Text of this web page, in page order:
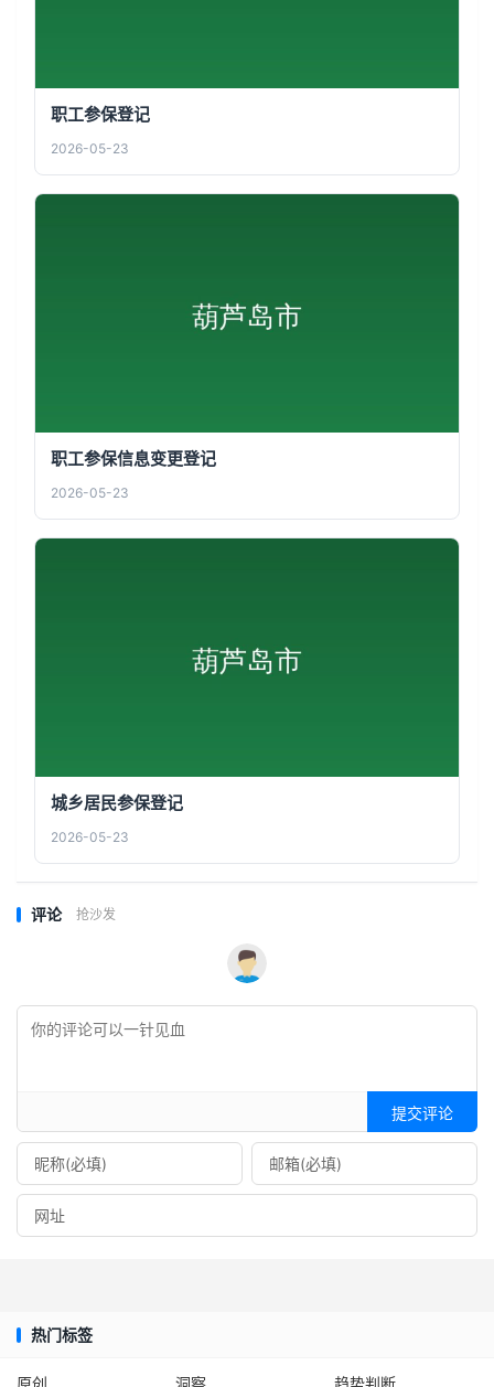
职工参保登记
2026-05-23
职工参保信息变更登记
2026-05-23
城乡居民参保登记
2026-05-23
评论 抢沙发
提交评论
热门标签